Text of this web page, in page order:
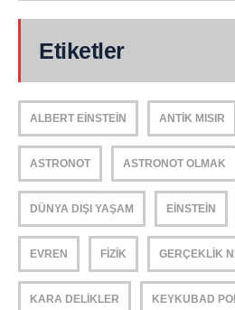
Etiketler
ALBERT EINSTEIN ANTIK MISIR
ASTRONOT ASTRONOT OLMAK
DÜNYA DIŞI YAŞAM EINSTEIN
EVREN FIZIK GERÇEKLIK
KARA DELIKLER KEYKUBAD